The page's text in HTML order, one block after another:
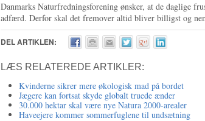
Danmarks Naturfredningsforening ønsker, at de daglige
adfærd. Derfor skal det fremover altid bliver billigst og
DEL ARTIKLEN:
LÆS RELATEREDE ARTIKLER:
Kvinderne sikrer mere økologisk mad på bordet
Jægere kan fortsat skyde globalt truede ænder
30.000 hektar skal være nye Natura 2000-arealer
Haveejere kommer sommerfuglene til undsætning